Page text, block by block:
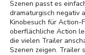
Szenen passt es
dramaturgisch negativ
Kinobesuch für Action-
oberflächliche Action
die vielen Trailer
Szenen zeigen. Trailer